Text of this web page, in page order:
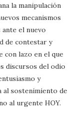
la manipulación
mecanismos
el nuevo
de contestar y
con lazo en el que
discursos del odio
y
al sostenimiento de
al urgente HOY.